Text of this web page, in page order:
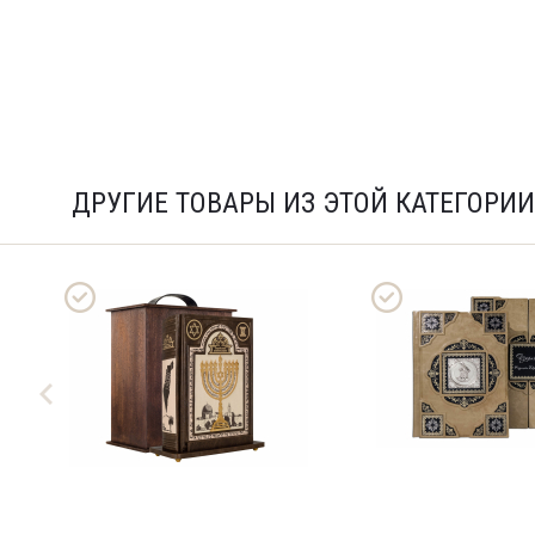
ДРУГИЕ ТОВАРЫ ИЗ ЭТОЙ КАТЕГОРИИ